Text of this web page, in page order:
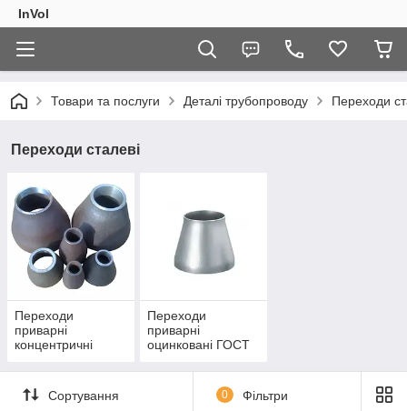
InVol
Товари та послуги Деталі трубопроводу Переходи
Переходи сталеві
Переходи
приварні
концентричні
Переходи
приварні
оцинковані ГОСТ
Сортування 0 Фільтри